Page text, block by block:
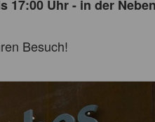
17:00 Uhr - in der
Besuch!